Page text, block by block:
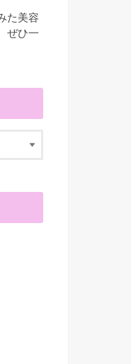
た美容
ぜひ一